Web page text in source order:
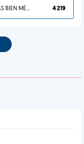
TU L'AS BIEN MÉRITÉ 4 219